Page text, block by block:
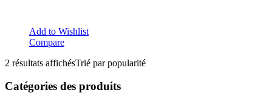
Add to Wishlist
Compare
2 résultats affichésTrié par popularité
Catégories des produits